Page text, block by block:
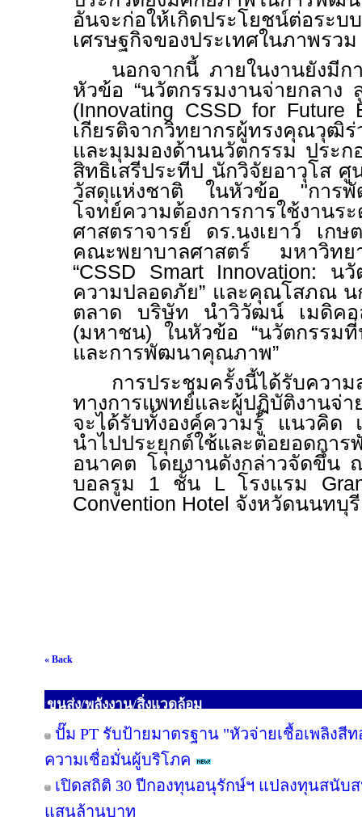
อันจะก่อให้เกิดประโยชน์ต่อระ
เศรษฐกิจของประเทศในภาพรวม
นอกจากนี้ ภายในงานยังมีก
หัวข้อ “นวัตกรรมงานจ่ายกลาง
(Innovating CSSD for Future
เกียรติจากวิทยากรผู้ทรงคุณวุฒิ
และมุมมองด้านนวัตกรรม ประ
สิทธิเสรีประทีป นักวิจัยอาวุโส ศู
วัสดุแห่งชาติ ในหัวข้อ "การพั
โจทย์ความต้องการการใช้งานร
ศาสตราจารย์ ดร.นงเยาว์ เกษ
คณะพยาบาลศาสตร์ มหาวิท
“CSSD Smart Innovation: นวั
ความปลอดภัย” และคุณโสภณ น
ตลาด บริษัท นำวิวัฒน์ เมดิคอ
(มหาชน) ในหัวข้อ “นวัตกรรม
และการพัฒนาคุณภาพ”
การประชุมครั้งนี้ได้รับควา
ทางการแพทย์และผู้ปฏิบัติงานจ่า
จะได้รับทั้งองค์ความรู้ แนวคิด
นำไปประยุกต์ใช้และต่อยอดกา
อนาคต โดยงานดังกล่าวจัดขึ้น
บอลรูม 1 ชั้น Lโรงแรม
Convention Hotel จังหวัดนนทบุรี
« Back
ขนส่ง/พลังงาน/สิ่งแวดล้อม
ปั๊ม PT รับป้ายมาตรฐาน "หัวจ่ายเชื้อเพลิงสี
ความเชื่อมั่นผู้บริโภค
เปิดสถิติ 30 ปีกองทุนอนุรักษ์ฯ แปลงทุนสนับ
แสนล้านบาท